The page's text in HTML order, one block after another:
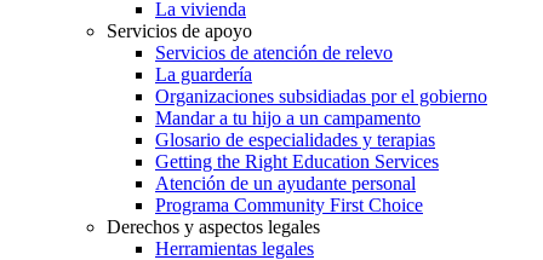
La vivienda
Servicios de apoyo
Servicios de atención de relevo
La guardería
Organizaciones subsidiadas por el gobierno
Mandar a tu hijo a un campamento
Glosario de especialidades y terapias
Getting the Right Education Services
Atención de un ayudante personal
Programa Community First Choice
Derechos y aspectos legales
Herramientas legales